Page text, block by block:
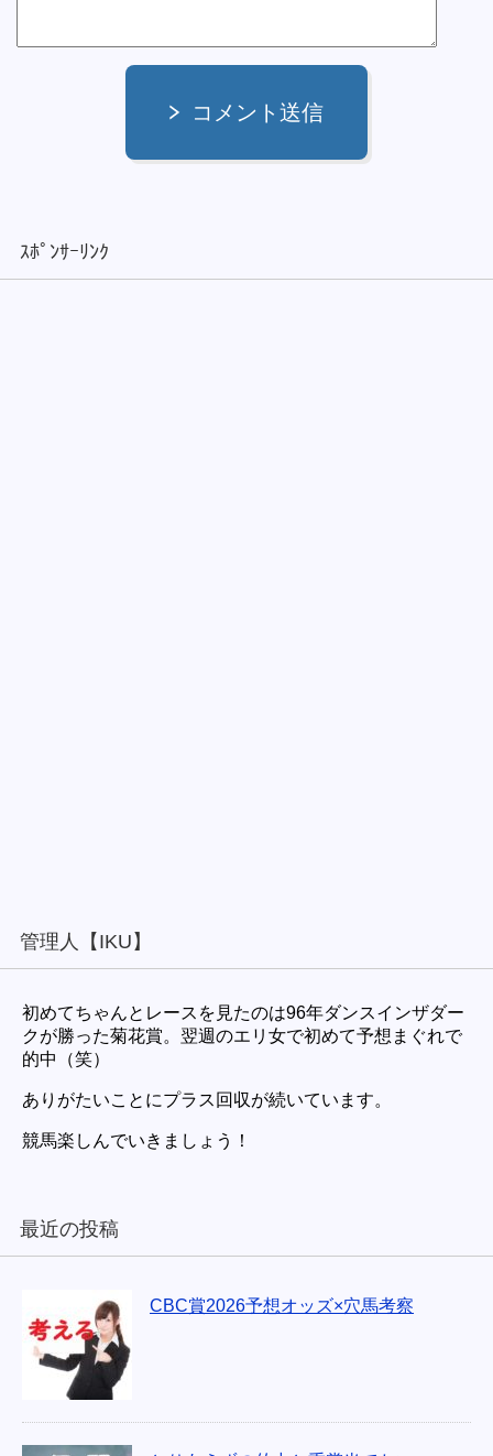
コメント送信
ｽﾎﾟﾝｻｰﾘﾝｸ
管理人【IKU】
初めてちゃんとレースを見たのは96年ダンスインザダー
クが勝った菊花賞。翌週のエリ女で初めて予想まぐれで
的中（笑）
ありがたいことにプラス回収が続いています。
競馬楽しんでいきましょう！
最近の投稿
CBC賞2026予想オッズ×穴馬考察